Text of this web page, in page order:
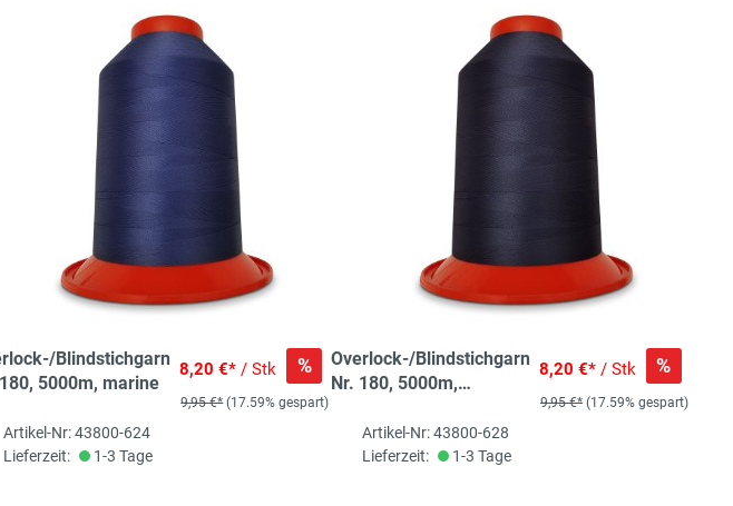
Blindstichgarn
5000m, marine
8,20 €* / Stk %
9,95 €* (17.59% gespart)
Artikel-Nr: 43800-624
Lieferzeit:
1-3 Tage
Overlock-/Blindstichgarn
Nr. 180, 5000m,
8,20 €*/ Stk %
9,95 €* (17.59% gespart)
Artikel-Nr: 43800-628
Lieferzeit:
1-3 Tage